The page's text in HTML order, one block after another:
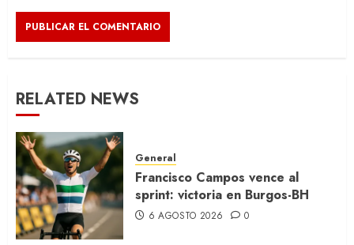
RELATED NEWS
General
Francisco Campos vence al
sprint: victoria en Burgos-BH
6 AGOSTO 2026 0